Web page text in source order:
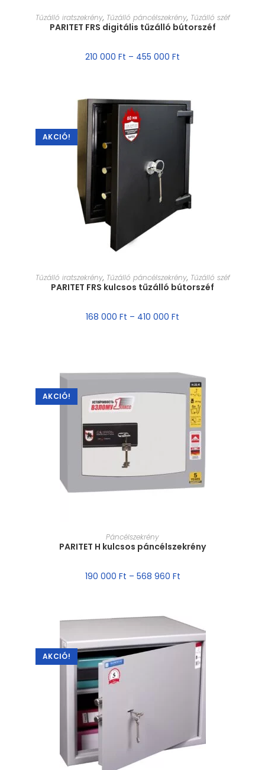
MÉRET VÁLASZTÁSA
Tűzálló iratszekrény, Tűzálló páncélszekrény, Tűzálló széf
PARITET FRS digitális tűzálló bútorszéf
210 000 Ft – 455 000 Ft
AKCIÓ!
MÉRET VÁLASZTÁSA
Tűzálló iratszekrény, Tűzálló páncélszekrény, Tűzálló széf
PARITET FRS kulcsos tűzálló bútorszéf
168 000 Ft – 410 000 Ft
AKCIÓ!
MÉRET VÁLASZTÁSA
Páncélszekrény
PARITET H kulcsos páncélszekrény
190 000 Ft – 568 960 Ft
AKCIÓ!